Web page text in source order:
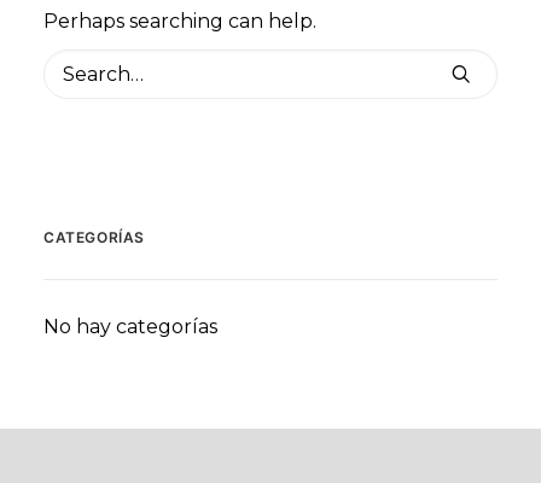
Perhaps searching can help.
CATEGORÍAS
No hay categorías